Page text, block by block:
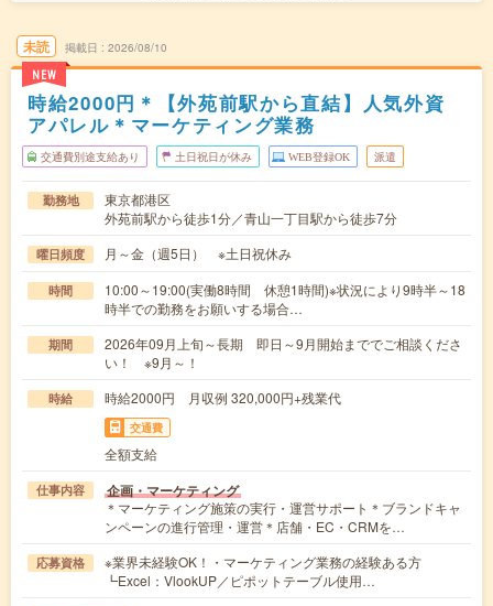
未読
NEW
掲載日 2026/08/10
時給2000円＊【外苑前駅から直結】人気外資
アパレル＊マーケティング業務
交通費別途支給あり 土日祝日が休み WEB登録OK 派遣
勤務地
東京都港区
外苑前駅から徒歩1分／青山一丁目駅から徒歩7分
曜日頻度 月～金（週5日） ※土日祝休み
時間
10:00～19:00(実働8時間 休憩1時間)※状況により9時半～18
時半での勤務をお願いする場合…
期間
2026年09月上旬～長期 即日～9月開始まででご相談くださ
い！ ※9月～！
時給 時給2000円 月収例 320,000円+残業代
交通費
全額支給
仕事内容 企画・マーケティング
＊マーケティング施策の実行・運営サポート＊ブランドキャ
ンペーンの進行管理・運営＊店舗・EC・CRMを…
応募資格
※業界未経験OK！・マーケティング業務の経験ある方
┗Excel：VlookUP／ピポットテーブル使用…